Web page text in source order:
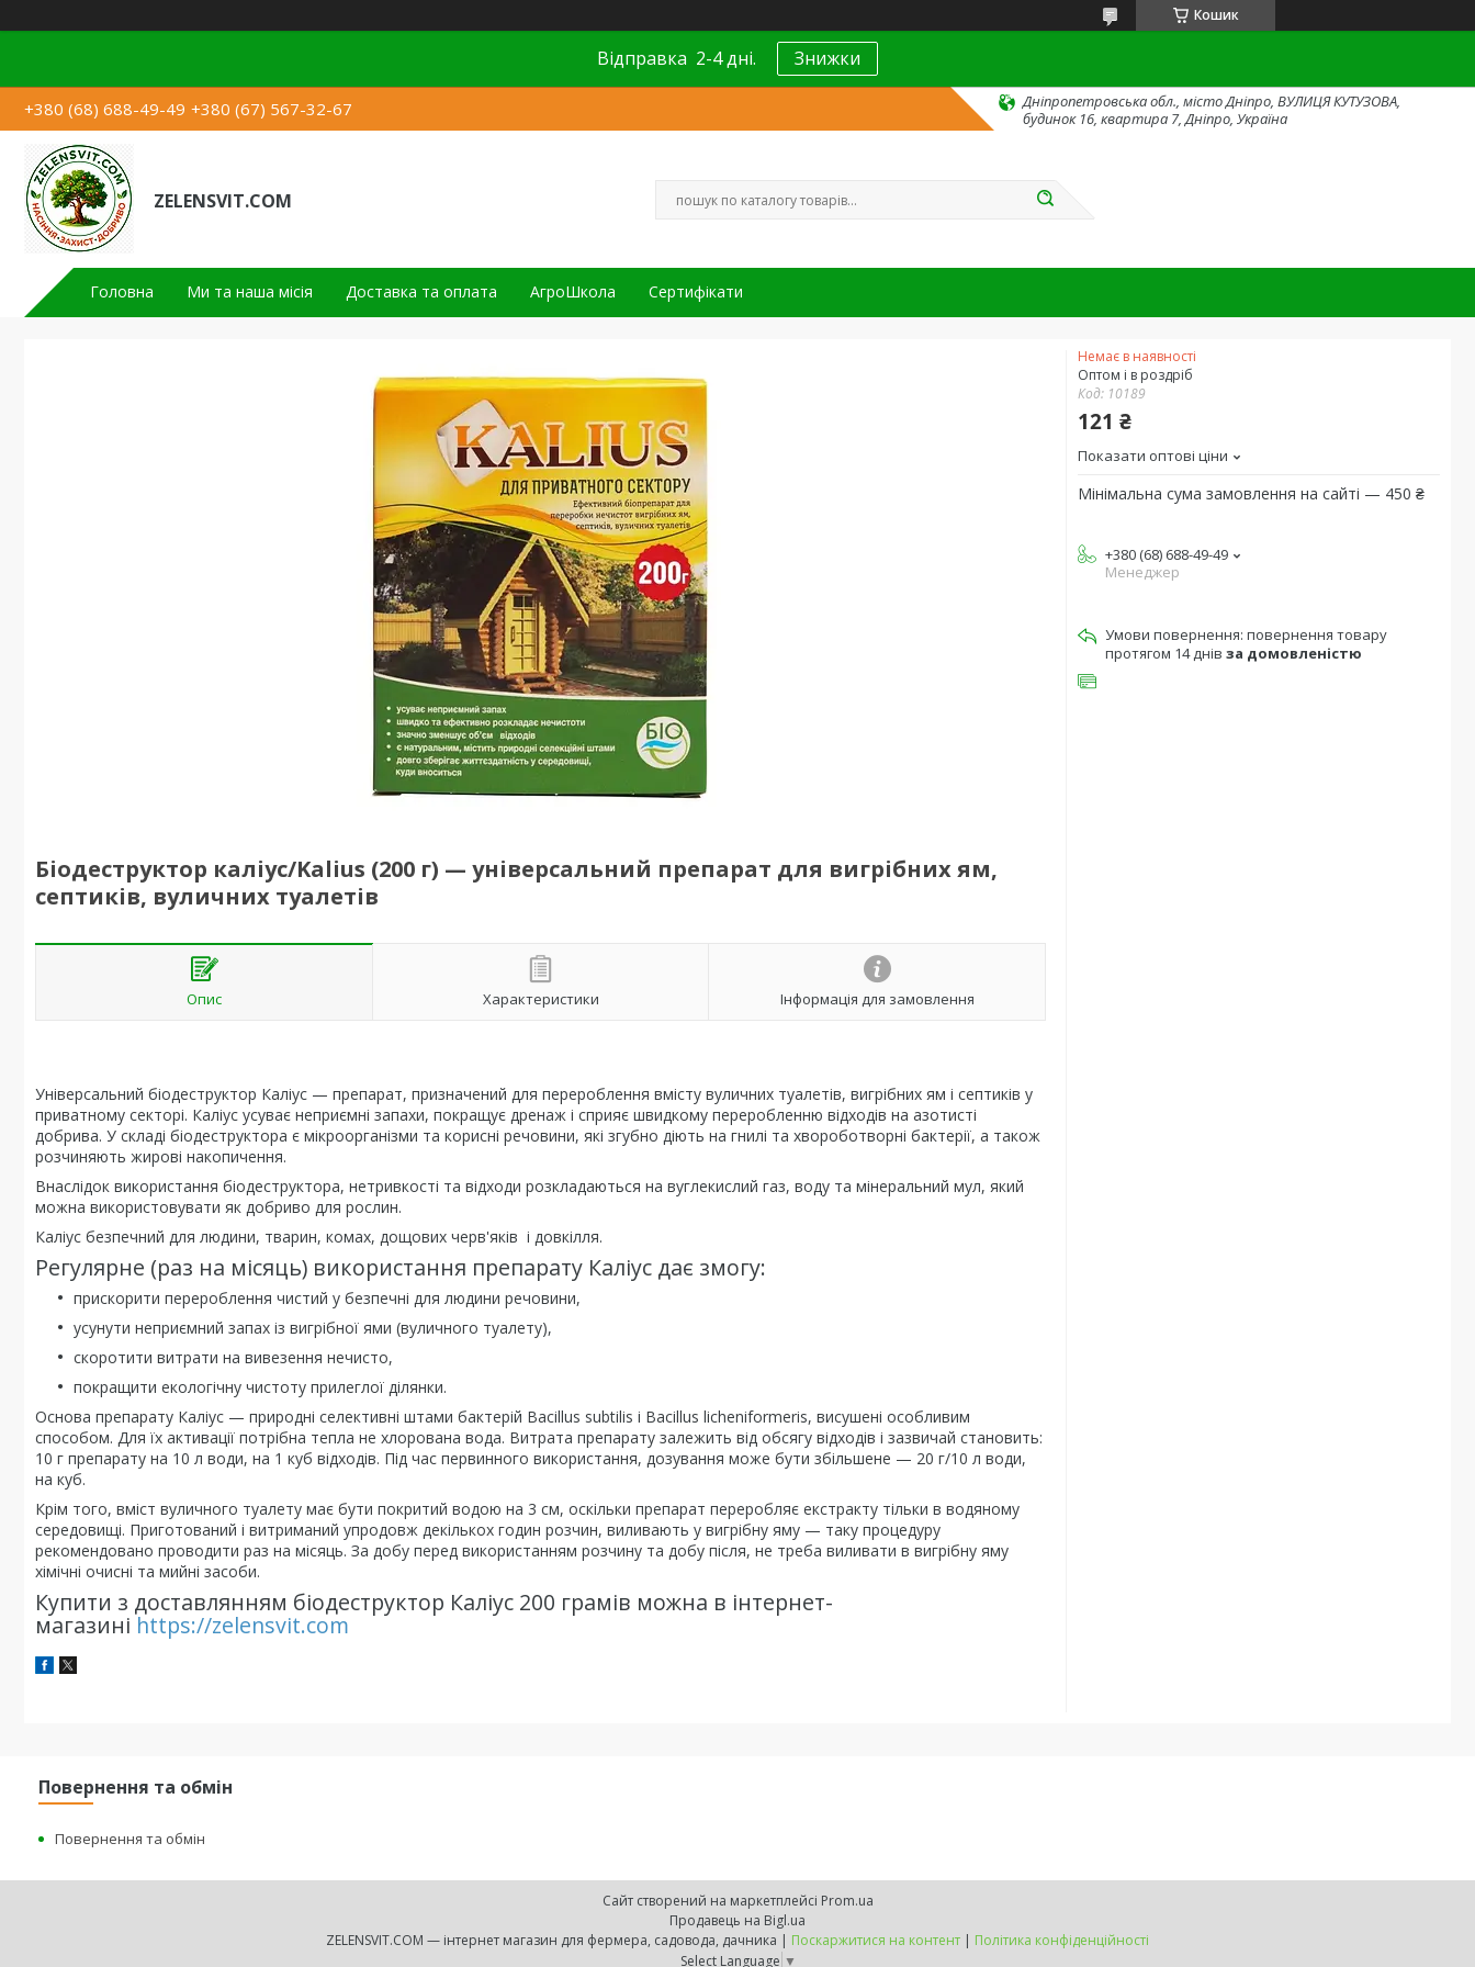
Кошик
Відправка 2-4 дні. Знижки
+380 (68) 688-49-49 +380 (67) 567-32-67
Дніпропетровська обл., місто Дніпро, ВУЛИЦЯ КУТУЗОВА,
будинок 16, квартира 7, Дніпро, Україна
ZELENSVIT.COM
Головна Ми та наша місія Доставка та оплата АгроШкола Сертифікати
Біодеструктор каліус/Kalius (200 г) — універсальний препарат для вигрібних ям,
септиків, вуличних туалетів
Опис Характеристики Інформація для замовлення
Універсальний біодеструктор Каліус — препарат, призначений для перероблення вмісту вуличних туалетів, вигрібних ям і септиків у
приватному секторі. Каліус усуває неприємні запахи, покращує дренаж і сприяє швидкому переробленню відходів на азотисті
добрива. У складі біодеструктора є мікроорганізми та корисні речовини, які згубно діють на гнилі та хвороботворні бактерії, а також
розчиняють жирові накопичення.
Внаслідок використання біодеструктора, нетривкості та відходи розкладаються на вуглекислий газ, воду та мінеральний мул, який
можна використовувати як добриво для рослин.
Каліус безпечний для людини, тварин, комах, дощових черв'яків і довкілля.
Регулярне (раз на місяць) використання препарату Каліус дає змогу:
прискорити перероблення чистий у безпечні для людини речовини,
усунути неприємний запах із вигрібної ями (вуличного туалету),
скоротити витрати на вивезення нечисто,
покращити екологічну чистоту прилеглої ділянки.
Основа препарату Каліус — природні селективні штами бактерій Bacillus subtilis і Bacillus licheniformeris, висушені особливим
способом. Для їх активації потрібна тепла не хлорована вода. Витрата препарату залежить від обсягу відходів і зазвичай становить:
10 г препарату на 10 л води, на 1 куб відходів. Під час первинного використання, дозування може бути збільшене — 20 г/10 л води,
на куб.
Крім того, вміст вуличного туалету має бути покритий водою на 3 см, оскільки препарат переробляє екстракту тільки в водяному
середовищі. Приготований і витриманий упродовж декількох годин розчин, виливають у вигрібну яму — таку процедуру
рекомендовано проводити раз на місяць. За добу перед використанням розчину та добу після, не треба виливати в вигрібну яму
хімічні очисні та мийні засоби.
Купити з доставлянням біодеструктор Каліус 200 грамів можна в інтернет-
магазині https://zelensvit.com
Немає в наявності
Оптом і в роздріб
Код: 10189
121 ₴
Показати оптові ціни
Мінімальна сума замовлення на сайті — 450 ₴
+380 (68) 688-49-49
Менеджер
повернення товару
протягом 14 днів за домовленістю
Повернення та обмін
Повернення та обмін
Сайт створений на маркетплейсі Prom.ua
Продавець на Bigl.ua
ZELENSVIT.COM — інтернет магазин для фермера, садовода, дачника | Поскаржитися на контент | Політика конфіденційності
Select Language ▼